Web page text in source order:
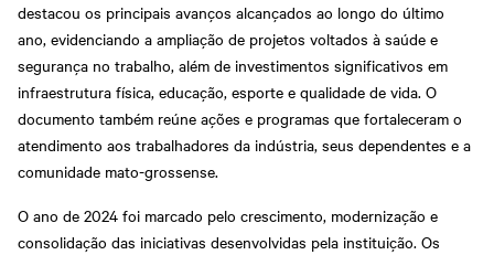
destacou os principais avanços alcançados ao longo do último
ano, evidenciando a ampliação de projetos voltados à saúde e
segurança no trabalho, além de investimentos significativos em
infraestrutura física, educação, esporte e qualidade de vida. O
documento também reúne ações e programas que fortaleceram o
atendimento aos trabalhadores da indústria, seus dependentes e a
comunidade mato-grossense.
O ano de 2024 foi marcado pelo crescimento, modernização e
consolidação das iniciativas desenvolvidas pela instituição. Os